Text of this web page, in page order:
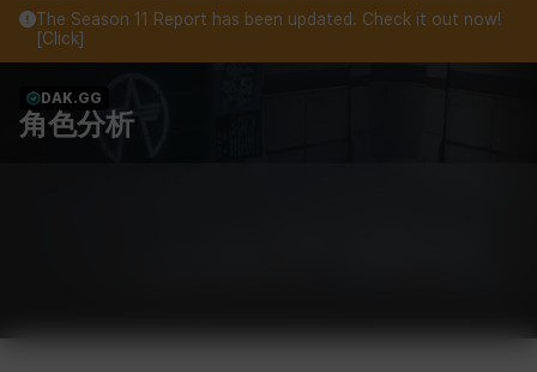
The Season 11 Report has been updated. Check it out now!
[Click]
DAK.GG
角色分析